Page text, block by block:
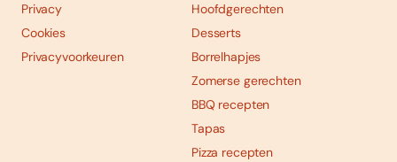
Privacy
Cookies
Privacyvoorkeuren
Hoofdgerechten
Desserts
Borrelhapjes
Zomerse gerechten
BBQ recepten
Tapas
Pizza recepten